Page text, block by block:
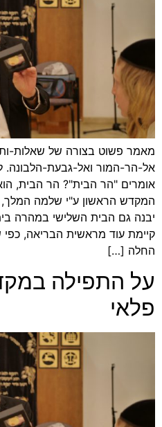
מאמר פשוט בצורה של שאלות-
אל-הר-המור ואל-גבעת-הלבונה.
אומרים "הר הבית"? הר הבית,
המקדש הראשון ע"י שלמה המלך,
יבנה גם הבית השלישי במהרה
קיימת עוד מראשית הבריאה,
החלה […]
על התפילה
פלאי